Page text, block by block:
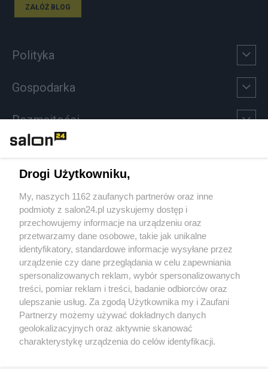
ZAŁÓŻ BLOG
Polityka
Gospodarka
Rozmaitości
Sport
Społeczeństwo
Kultura
X Facebook Instagram Youtube
Drogi Użytkowniku,
My, naszych 1162 zaufanych partnerów oraz inne
podmioty z salon24.pl uzyskujemy dostęp i
przechowujemy informacje na urządzeniu oraz
przetwarzamy dane osobowe, takie jak unikalne
identyfikatory, standardowe informacje wysyłane przez
urządzenie czy dane przeglądania w celu zapewniania
spersonalizowanych reklam, wybór spersonalizowanych
treści, pomiar reklam i treści, badanie odbiorców oraz
ulepszanie usług. Za zgodą Użytkownika my i Zaufani
Partnerzy możemy używać dokładnych danych
geolokalizacyjnych oraz aktywnie skanować
charakterystykę urządzenia do celów identyfikacji.